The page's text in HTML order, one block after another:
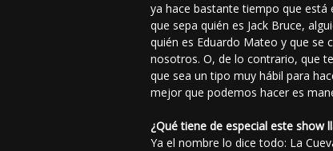
ya hace bastante tiempo que está
que sepa quién es Jack Bruce,
quién es Eduardo Mateo y que se
nosotros. O, de lo contrario, que
que sea un tipo muy hábil para
mejor que podemos hacer es
¿Qué tiene de especial este show
Ya el nombre lo dice todo: La